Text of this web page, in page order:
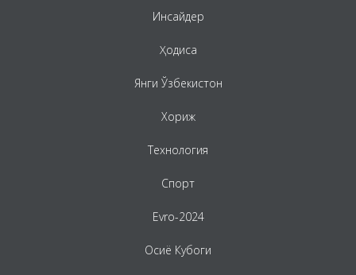
Инсайдер
Ҳодиса
Янги Ўзбекистон
Хориж
Технология
Спорт
Evro-2024
Осиё Кубоги